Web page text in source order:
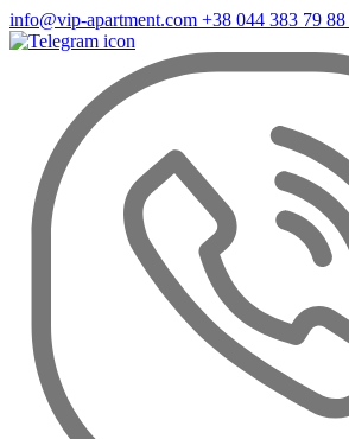
info@vip-apartment.com +38 044 383 79 88